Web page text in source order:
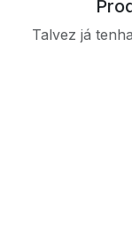
Talvez já